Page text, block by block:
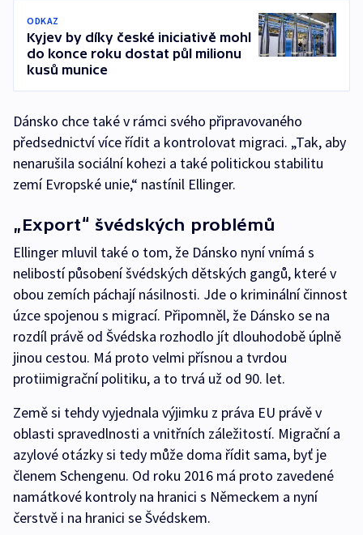
ODKAZ
Kyjev by díky české iniciativě mohl
do konce roku dostat půl milionu
kusů munice
Dánsko chce také v rámci svého připravovaného
předsednictví více řídit a kontrolovat migraci. „Tak, aby
nenarušila sociální kohezi a také politickou stabilitu
zemí Evropské unie,“ nastínil Ellinger.
„Export“ švédských problémů
Ellinger mluvil také o tom, že Dánsko nyní vnímá s
nelibostí působení švédských dětských gangů, které v
obou zemích páchají násilnosti. Jde o kriminální činnost
úzce spojenou s migrací. Připomněl, že Dánsko se na
rozdíl právě od Švédska rozhodlo jít dlouhodobě úplně
jinou cestou. Má proto velmi přísnou a tvrdou
protiimigrační politiku, a to trvá už od 90. let.
Země si tehdy vyjednala výjimku z práva EU právě v
oblasti spravedlnosti a vnitřních záležitostí. Migrační a
azylové otázky si tedy může doma řídit sama, byť je
členem Schengenu. Od roku 2016 má proto zavedené
namátkové kontroly na hranici s Německem a nyní
čerstvě i na hranici se Švédskem.